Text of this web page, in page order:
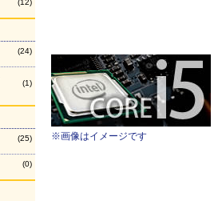
(24)
(1)
(25)
(0)
※画像はイメージです